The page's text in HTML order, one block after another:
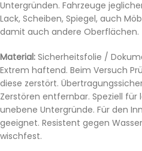
Untergründen. Fahrzeuge
Lack, Scheiben, Spiegel, auch
damit auch andere Oberflächen.
Material: Sicherheitsfolie /
Extrem haftend. Beim Versuch
diese zerstört.
Zerstören entfernbar. Speziell
unebene Untergründe. Für den
geeignet. Resistent gegen
wischfest.